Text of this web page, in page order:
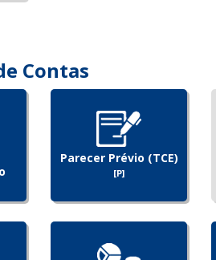
Contas
Parecer Prévio (TCE)
[P]